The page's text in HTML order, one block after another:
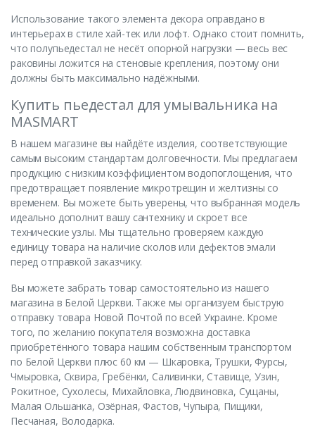
Использование такого элемента декора оправдано в
интерьерах в стиле хай-тек или лофт. Однако стоит помнить,
что полупьедестал не несёт опорной нагрузки — весь вес
раковины ложится на стеновые крепления, поэтому они
должны быть максимально надёжными.
Купить пьедестал для умывальника на
MASMART
В нашем магазине вы найдёте изделия, соответствующие
самым высоким стандартам долговечности. Мы предлагаем
продукцию с низким коэффициентом водопоглощения, что
предотвращает появление микротрещин и желтизны со
временем. Вы можете быть уверены, что выбранная модель
идеально дополнит вашу сантехнику и скроет все
технические узлы. Мы тщательно проверяем каждую
единицу товара на наличие сколов или дефектов эмали
перед отправкой заказчику.
Вы можете забрать товар самостоятельно из нашего
магазина в Белой Церкви. Также мы организуем быструю
отправку товара Новой Почтой по всей Украине. Кроме
того, по желанию покупателя возможна доставка
приобретённого товара нашим собственным транспортом
по Белой Церкви плюс 60 км — Шкаровка, Трушки, Фурсы,
Чмыровка, Сквира, Гребёнки, Саливинки, Ставищe, Узин,
Рокитное, Сухолесы, Михайловка, Людвиновка, Сущаны,
Малая Ольшанка, Озёрная, Фастов, Чупыра, Пищики,
Песчаная, Володарка.